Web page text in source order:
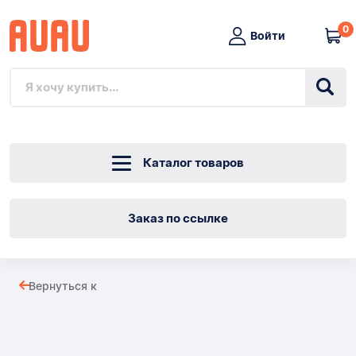
Войти
0
Каталог товаров
Заказ по ссылке
Вернуться к